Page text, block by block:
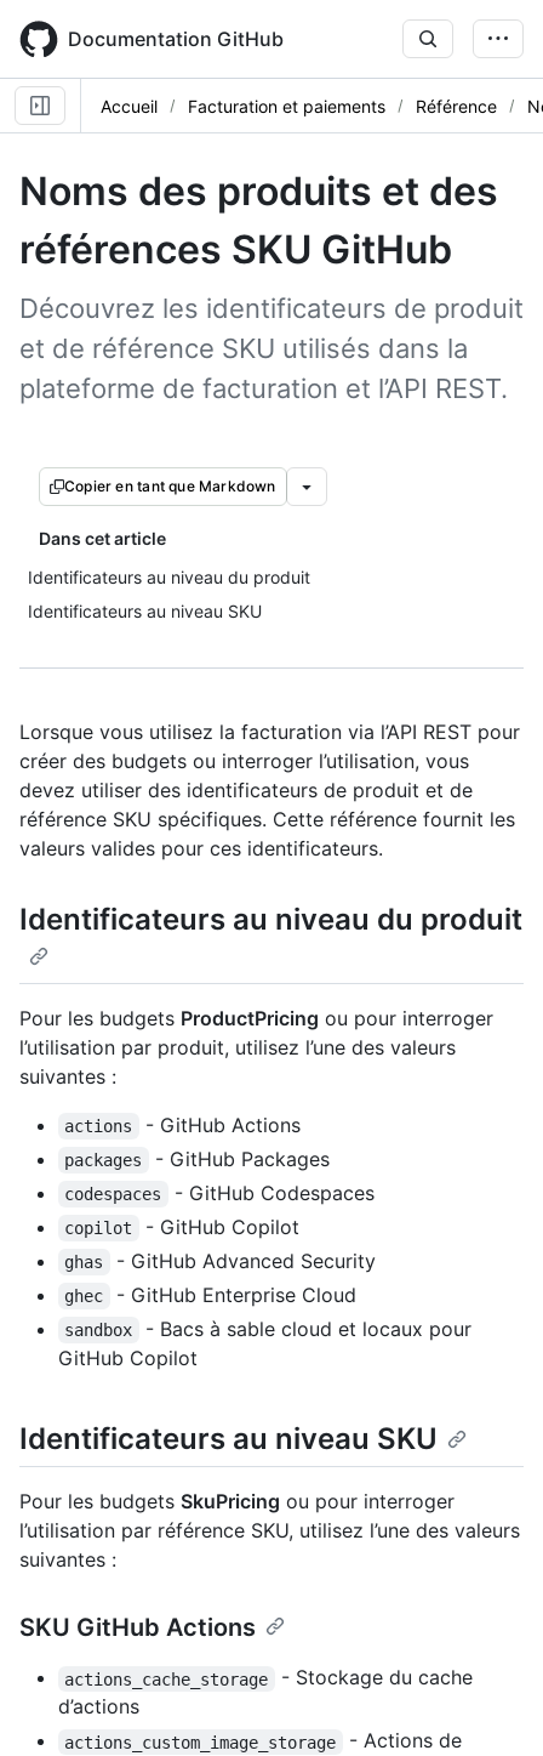
main
content
Documentation GitHub
Accueil Facturation et paiements Référence
Noms des produits et des
références SKU GitHub
Découvrez les identificateurs de produit
et de référence SKU utilisés dans la
plateforme de facturation et l’API REST.
Copier en tant que Markdown
Dans cet article
Identificateurs au niveau du produit
Identificateurs au niveau SKU
Lorsque vous utilisez la facturation via l’API REST pour
créer des budgets ou interroger l’utilisation, vous
devez utiliser des identificateurs de produit et de
référence SKU spécifiques. Cette référence fournit les
valeurs valides pour ces identificateurs.
Identificateurs au niveau du produit
Pour les budgets ProductPricing ou pour interroger
l’utilisation par produit, utilisez l’une des valeurs
suivantes :
actions - GitHub Actions
packages - GitHub Packages
codespaces - GitHub Codespaces
copilot - GitHub Copilot
ghas - GitHub Advanced Security
ghec - GitHub Enterprise Cloud
sandbox
- Bacs à sable cloud et locaux pour
GitHub Copilot
Identificateurs au niveau SKU
Pour les budgets SkuPricing ou pour interroger
l’utilisation par référence SKU, utilisez l’une des valeurs
suivantes :
SKU GitHub Actions
actions_cache_storage
- Stockage du cache
d’actions
actions_custom_image_storage
- Actions de